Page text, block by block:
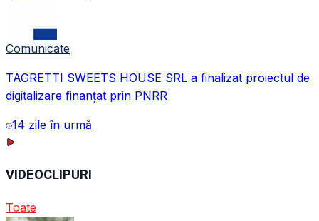
Comunicate
TAGRETTI SWEETS HOUSE SRL a finalizat proiectul de
digitalizare finanțat prin PNRR
14 zile în urmă
VIDEOCLIPURI
Toate